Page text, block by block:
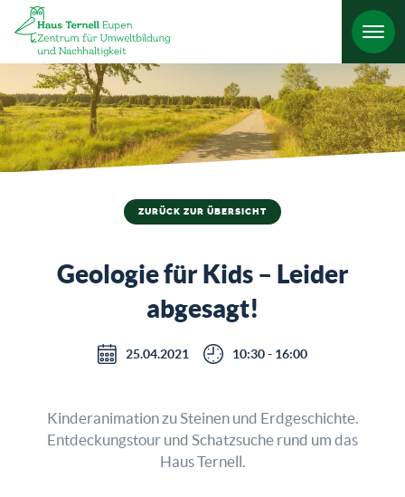
ZURÜCK ZUR ÜBERSICHT
Geologie für Kids – Leider
abgesagt!
25.04.2021 10:30 - 16:00
Kinderanimation zu Steinen und Erdgeschichte.
Entdeckungstour und Schatzsuche rund um das
Haus Ternell.